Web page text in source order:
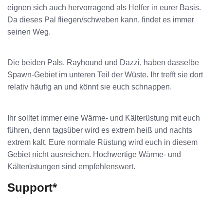
eignen sich auch hervorragend als Helfer in eurer Basis.
Da dieses Pal fliegen/schweben kann, findet es immer
seinen Weg.
Die beiden Pals, Rayhound und Dazzi, haben dasselbe
Spawn-Gebiet im unteren Teil der Wüste. Ihr trefft sie dort
relativ häufig an und könnt sie euch schnappen.
Ihr solltet immer eine Wärme- und Kälterüstung mit euch
führen, denn tagsüber wird es extrem heiß und nachts
extrem kalt. Eure normale Rüstung wird euch in diesem
Gebiet nicht ausreichen. Hochwertige Wärme- und
Kälterüstungen sind empfehlenswert.
Support*